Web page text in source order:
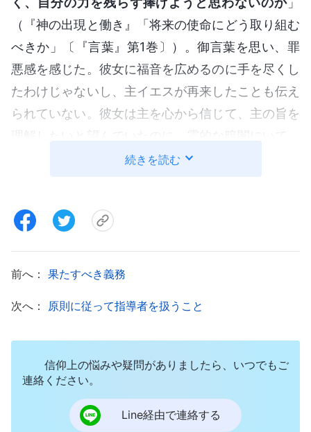
（『神の出現と働き』「将来の使命にどう取り組む
べきか」〔『言葉』第1巻〕）。御言葉を思い、罪
悪感を感じた。彼女に福音を広めるのに手を尽くし
たわけじゃないし、主イエスが再来したことも伝え
られていない。彼女は主を心から信じて、主の旨を
何の糧も得られていない。一番助けが必要な時に、
神の働きの証をしなければ、
じて、神に祈った。「神よ、あなたには不可能など
らゆる手を使って福音を広めます。どうか導いてく
は忙しいけど、一緒に祈る時間を事前に決めればい
いんだと。さっそく聞いてみると、賛成してくれた
の。そして朝の5時台に話そうと約束をしたんで
す。当時は本分がとても忙しくて、寝るのはいつも
続きを読む
前へ： 果たすべき義務
次へ： 原則に従って指導者を扱うこと
信仰上の悩みや疑問がありましたら、いつでもご
連絡ください。
Line経由で連絡する